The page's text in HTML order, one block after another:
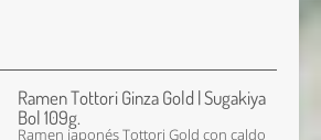
Ramen Tottori Ginza Gold | Sugakiya
Bol 109g.
Ramen japonés Tottori Gold con caldo